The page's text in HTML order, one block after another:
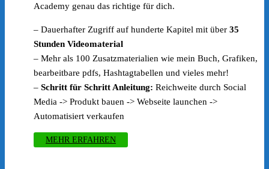
Academy genau das richtige für dich.
– Dauerhafter Zugriff auf hunderte Kapitel mit über 35
Stunden Videomaterial
– Mehr als 100 Zusatzmaterialien wie mein Buch, Grafiken,
bearbeitbare pdfs, Hashtagtabellen und vieles mehr!
– Schritt für Schritt Anleitung: Reichweite durch Social
Media -> Produkt bauen -> Webseite launchen ->
Automatisiert verkaufen
MEHR ERFAHREN